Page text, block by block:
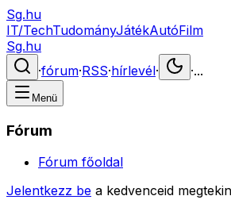
Sg.hu
IT/TechTudományJátékAutóFilm
Sg.hu
·fórum·RSS·hírlevél· ·...
Menü
Fórum
Fórum főoldal
Jelentkezz be a kedvenceid